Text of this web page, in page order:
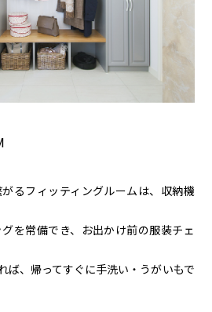
るフィッティングルームは、収納機
を常備でき、お出かけ前の服装チェ
ば、帰ってすぐに手洗い・うがいもで